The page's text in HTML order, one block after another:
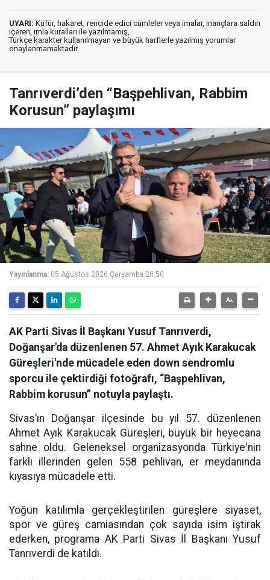
UYARI: Küfür, hakaret, rencide edici cümleler veya imalar, inançlara saldırı
içeren, imla kuralları ile yazılmamış,
Türkçe karakter kullanılmayan ve büyük harflerle yazılmış yorumlar
onaylanmamaktadır.
Tanrıverdi’den “Başpehlivan, Rabbim
Korusun” paylaşımı
Yayınlanma: 05 Ağustos 2026 Çarşamba 20:50
AK Parti Sivas İl Başkanı Yusuf Tanrıverdi,
Doğanşar'da düzenlenen 57. Ahmet Ayık Karakucak
Güreşleri'nde mücadele eden down sendromlu
sporcu ile çektirdiği fotoğrafı, “Başpehlivan,
Rabbim korusun” notuyla paylaştı.
Sivas’ın Doğanşar ilçesinde bu yıl 57. düzenlenen
Ahmet Ayık Karakucak Güreşleri, büyük bir heyecana
sahne oldu. Geleneksel organizasyonda Türkiye'nin
farklı illerinden gelen 558 pehlivan, er meydanında
kıyasıya mücadele etti.
Yoğun katılımla gerçekleştirilen güreşlere siyaset,
spor ve güreş camiasından çok sayıda isim iştirak
ederken, programa AK Parti Sivas İl Başkanı Yusuf
Tanrıverdi de katıldı.